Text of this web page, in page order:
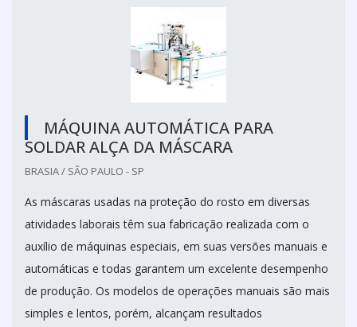
MÁQUINA AUTOMÁTICA PARA
SOLDAR ALÇA DA MÁSCARA
BRASIA / SÃO PAULO - SP
As máscaras usadas na proteção do rosto em diversas
atividades laborais têm sua fabricação realizada com o
auxílio de máquinas especiais, em suas versões manuais e
automáticas e todas garantem um excelente desempenho
de produção. Os modelos de operações manuais são mais
simples e lentos, porém, alcançam resultados